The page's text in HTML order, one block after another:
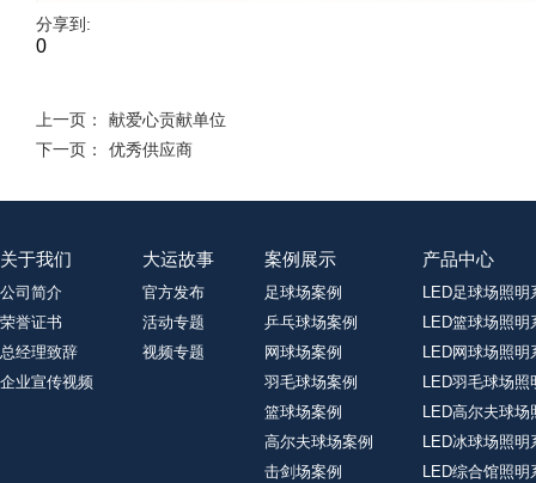
分享到:
0
上一页：
献爱心贡献单位
下一页：
优秀供应商
关于我们
公司简介
荣誉证书
总经理致辞
企业宣传视频
大运故事
官方发布
活动专题
视频专题
案例展示
足球场案例
乒乓球场案例
网球场案例
羽毛球场案例
篮球场案例
高尔夫球场案例
击剑场案例
产品中心
LED足球场照明
LED篮球场照明
LED网球场照明
LED羽毛球场照
LED高尔夫球场
LED冰球场照明
LED综合馆照明